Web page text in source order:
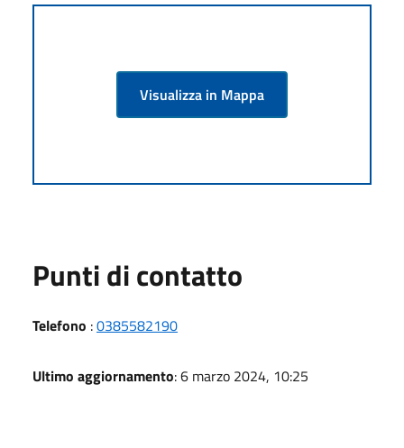
Visualizza in Mappa
Punti di contatto
Telefono :0385582190
Ultimo aggiornamento: 6 marzo 2024, 10:25